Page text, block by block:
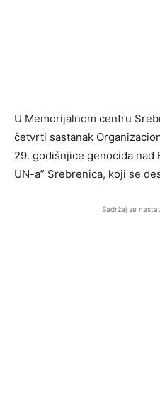
U Memorijalnom centru
četvrti sastanak
29. godišnjice genocida nad
UN-a” Srebrenica, koji se
Sadržaj se